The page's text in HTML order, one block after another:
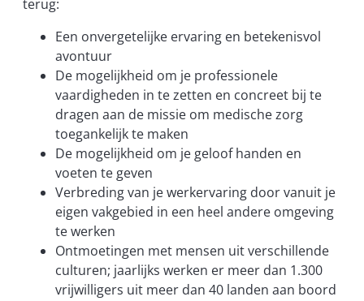
terug:
Een onvergetelijke ervaring en betekenisvol
avontuur
De mogelijkheid om je professionele
vaardigheden in te zetten en concreet bij te
dragen aan de missie om medische zorg
toegankelijk te maken
De mogelijkheid om je geloof handen en
voeten te geven
Verbreding van je werkervaring door vanuit je
eigen vakgebied in een heel andere omgeving
te werken
Ontmoetingen met mensen uit verschillende
culturen; jaarlijks werken er meer dan 1.300
vrijwilligers uit meer dan 40 landen aan boord